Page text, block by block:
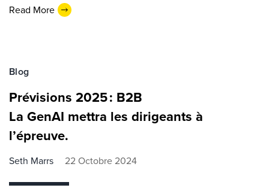
Read More
Blog
Prévisions 2025 : B2B
La GenAI mettra les dirigeants à
l’épreuve.
Seth Marrs 22 Octobre 2024